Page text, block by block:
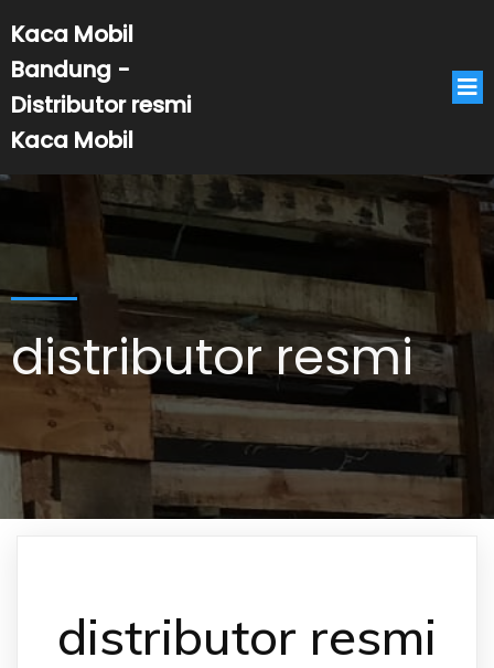
Kaca Mobil
Bandung -
Distributor resmi
Kaca Mobil
distributor resmi
distributor resmi